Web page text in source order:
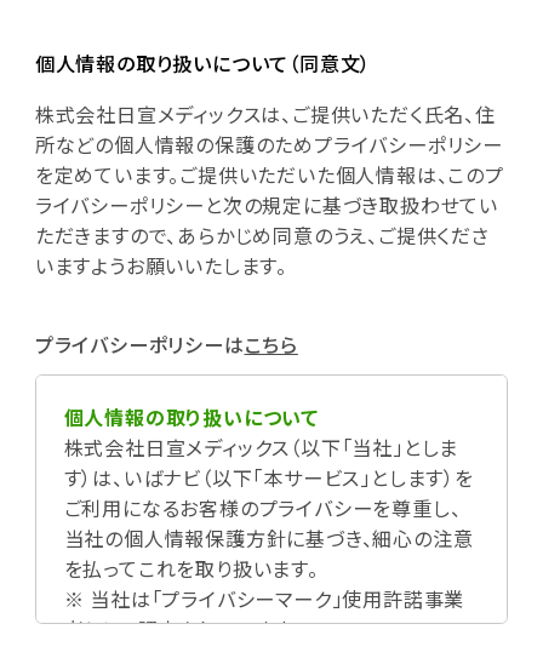
個人情報の取り扱いについて（同意文）
株式会社日宣メディックスは、ご提供いただく氏名、住
所などの個人情報の保護のためプライバシーポリシー
を定めています。ご提供いただいた個人情報は、このプ
ライバシーポリシーと次の規定に基づき取扱わせてい
ただきますので、あらかじめ同意のうえ、ご提供くださ
いますようお願いいたします。
プライバシーポリシーはこちら
個人情報の取り扱いについて
株式会社日宣メディックス（以下「当社」としま
す）は、いばナビ（以下「本サービス」とします）を
ご利用になるお客様のプライバシーを尊重し、
当社の個人情報保護方針に基づき、細心の注意
を払ってこれを取り扱います。
※ 当社は「プライバシーマーク」使用許諾事業
者として認定されています。